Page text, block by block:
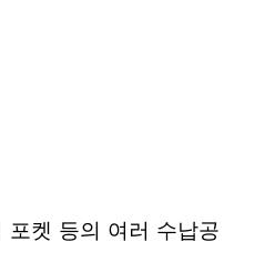
포켓 등의 여러 수납공